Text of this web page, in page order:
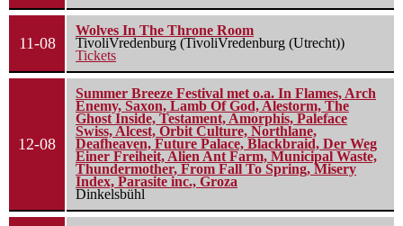
11-08
Wolves In The Throne Room
TivoliVredenburg (TivoliVredenburg (Utrecht))
Tickets
12-08
Summer Breeze Festival met o.a. In Flames, Arch
Enemy, Saxon, Lamb Of God, Alestorm, The
Ghost Inside, Testament, Amorphis, Paleface
Swiss, Alcest, Orbit Culture, Northlane,
Deafheaven, Future Palace, Blackbraid, Der Weg
Einer Freiheit, Alien Ant Farm, Municipal Waste,
Thundermother, From Fall To Spring, Misery
Index, Parasite inc., Groza
Dinkelsbühl